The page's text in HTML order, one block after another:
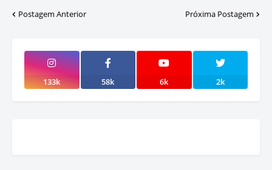
Postagem Anterior Próxima Postagem
133k 58k 6k 2k